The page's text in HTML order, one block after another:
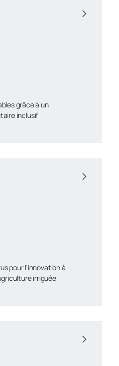
grâce à un
inclusif
pour l'innovation à
irriguée